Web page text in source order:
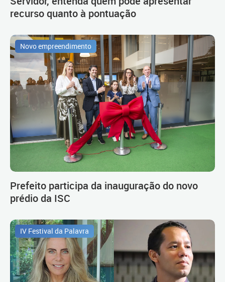
recurso quanto à pontuação
Novo empreendimento
Prefeito participa da inauguração do novo
prédio da ISC
IV Festival da Palavra